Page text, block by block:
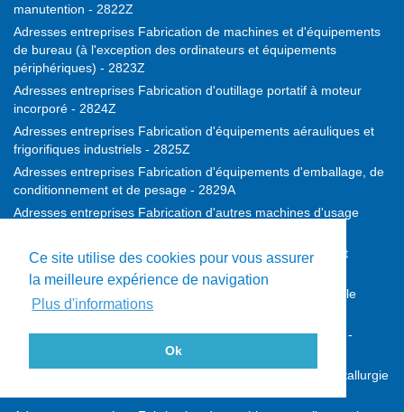
Ce site utilise des cookies pour vous assurer
la meilleure expérience de navigation
Plus d'informations
Ok
manutention - 2822Z
Adresses entreprises Fabrication de machines et d'équipements
de bureau (à l'exception des ordinateurs et équipements
périphériques) - 2823Z
Adresses entreprises Fabrication d'outillage portatif à moteur
incorporé - 2824Z
Adresses entreprises Fabrication d'équipements aérauliques et
frigorifiques industriels - 2825Z
Adresses entreprises Fabrication d'équipements d'emballage, de
conditionnement et de pesage - 2829A
Adresses entreprises Fabrication d'autres machines d'usage
Adresses entreprises Fabrication de machines agricoles et
forestières - 2830Z
Adresses entreprises Fabrication de machines-outils pour le
travail des métaux - 2841Z
Adresses entreprises Fabrication d'autres machines-outils -
Adresses entreprises Fabrication de machines pour la métallurgie